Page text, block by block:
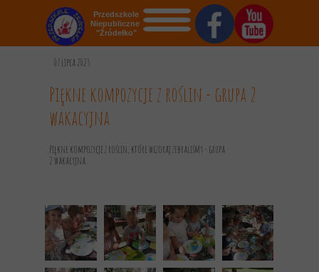
STRONA GŁÓWNA
OGŁOSZENIA
GALERIA
KONTAKT
Przedszkole
Niepubliczne
"Źródełko"
07 lipca 2023
Piękne kompozycje z roślin - grupa 2
wakacyjna
Piękne kompozycje z roślin, które wczoraj zebraliśmy - grupa
2 wakacyjna.